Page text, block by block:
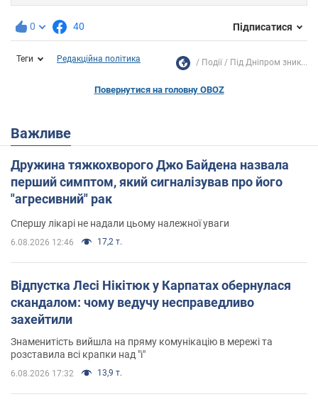
0 40 Підписатися
Теги Редакційна політика Події Під Дніпром зник...
Повернутися на головну OBOZ
Важливе
Дружина тяжкохворого Джо Байдена назвала
перший симптом, який сигналізував про його
"агресивний" рак
Спершу лікарі не надали цьому належної уваги
6.08.2026 12:46 17,2 т.
Відпустка Лесі Нікітюк у Карпатах обернулася
скандалом: чому ведучу несправедливо
захейтили
Знаменитість вийшла на пряму комунікацію в мережі та
розставила всі крапки над "і"
6.08.2026 17:32 13,9 т.